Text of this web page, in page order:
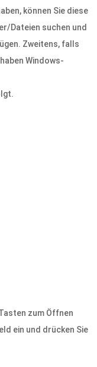
können Sie diese
Dateien suchen und
Zweitens, falls
Windows-
zum Öffnen
ein und drücken Sie